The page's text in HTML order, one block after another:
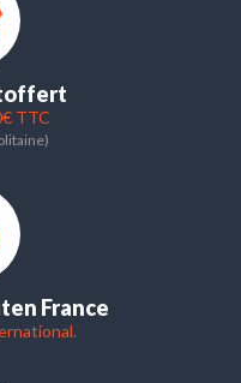
offert
TTC
en France